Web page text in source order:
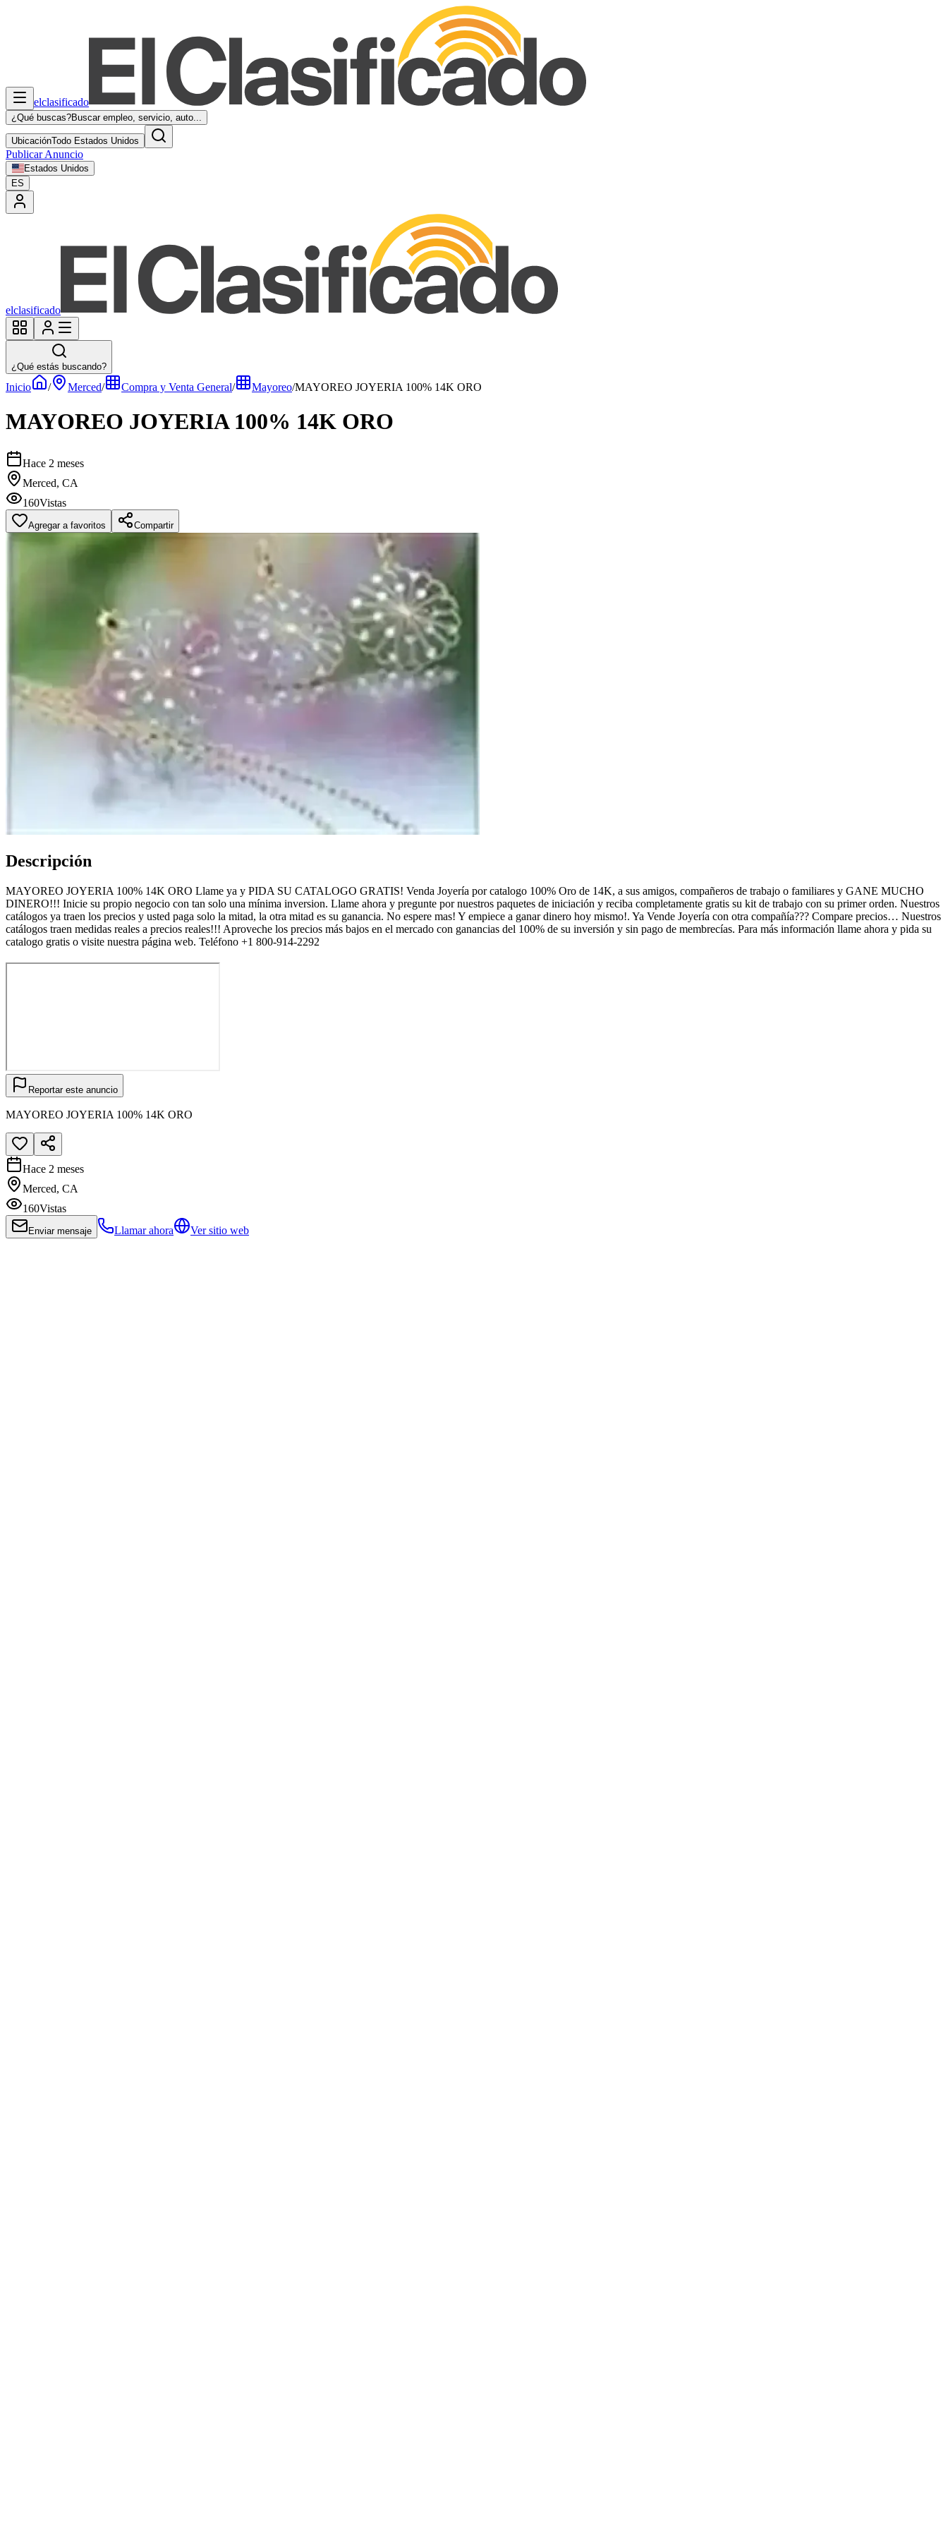
elclasificado
¿Qué buscas?Buscar empleo, servicio, auto...
UbicaciónTodo Estados Unidos
Publicar Anuncio
Estados Unidos
ES
elclasificado
¿Qué estás buscando?
Inicio / Merced/ Compra y Venta General/ Mayoreo/MAYOREO JOYERIA 100% 14K ORO
MAYOREO JOYERIA 100% 14K ORO
Hace 2 meses
Merced, CA
160Vistas
Agregar a favoritos Compartir
Descripción
MAYOREO JOYERIA 100% 14K ORO Llame ya y PIDA SU CATALOGO GRATIS! Venda Joyería por catalogo 100% Oro de 14K, a sus amigos, compañeros de trabajo o familiares y GANE MUCHO
DINERO!!! Inicie su propio negocio con tan solo una mínima inversion. Llame ahora y pregunte por nuestros paquetes de iniciación y reciba completamente gratis su kit de trabajo con su primer orden. Nuestros
catálogos ya traen los precios y usted paga solo la mitad, la otra mitad es su ganancia. No espere mas! Y empiece a ganar dinero hoy mismo!. Ya Vende Joyería con otra compañía??? Compare precios… Nuestros
catálogos traen medidas reales a precios reales!!! Aproveche los precios más bajos en el mercado con ganancias del 100% de su inversión y sin pago de membrecías. Para más información llame ahora y pida su
catalogo gratis o visite nuestra página web. Teléfono +1 800-914-2292
Reportar este anuncio
MAYOREO JOYERIA 100% 14K ORO
Hace 2 meses
Merced, CA
160Vistas
Enviar mensaje Llamar ahora Ver sitio web